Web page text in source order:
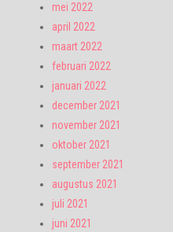
mei 2022
april 2022
maart 2022
februari 2022
januari 2022
december 2021
november 2021
oktober 2021
september 2021
augustus 2021
juli 2021
juni 2021